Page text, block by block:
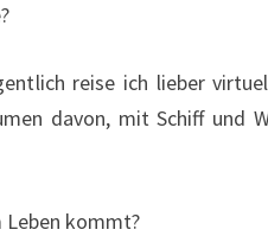
reise ich lieber
davon, mit Schiff und
Leben kommt?